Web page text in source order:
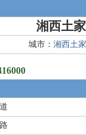
湘西土
城市： 湘西土